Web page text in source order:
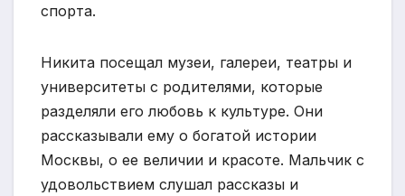
спорта.
Никита посещал музеи, галереи, театры и
университеты с родителями, которые
разделяли его любовь к культуре. Они
рассказывали ему о богатой истории
Москвы, о ее величии и красоте. Мальчик с
удовольствием слушал рассказы и